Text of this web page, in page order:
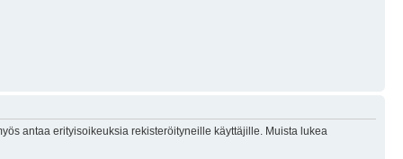
antaa erityisoikeuksia rekisteröityneille käyttäjille. Muista lukea